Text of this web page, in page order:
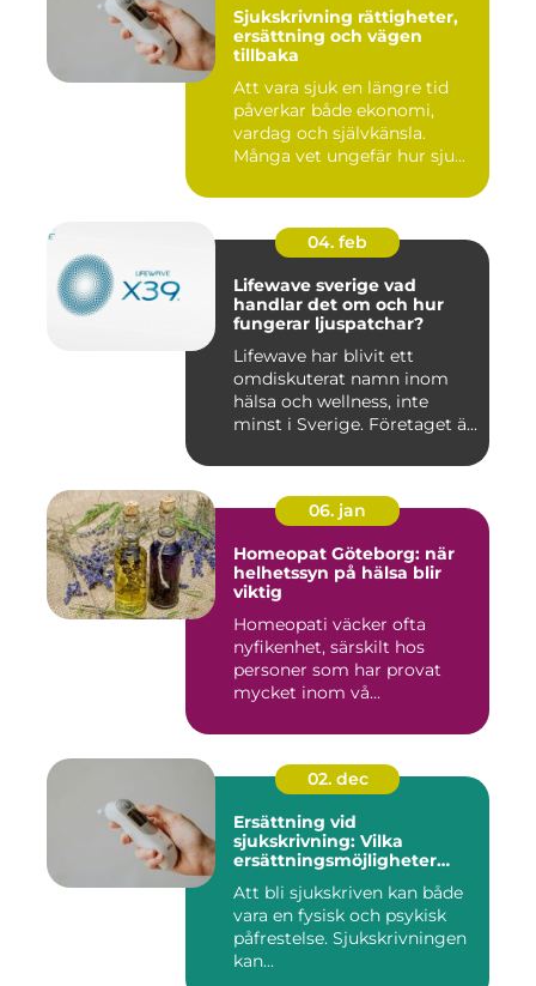
Sjukskrivning rättigheter,
ersättning och vägen
tillbaka
Att vara sjuk en längre tid
påverkar både ekonomi,
vardag och självkänsla.
Många vet ungefär hur sju...
04. feb
Lifewave sverige vad
handlar det om och hur
fungerar ljuspatchar?
Lifewave har blivit ett
omdiskuterat namn inom
hälsa och wellness, inte
minst i Sverige. Företaget ä...
06. jan
Homeopat Göteborg: när
helhetssyn på hälsa blir
viktig
Homeopati väcker ofta
nyfikenhet, särskilt hos
personer som har provat
mycket inom vå...
02. dec
Ersättning vid
sjukskrivning: Vilka
ersättningsmöjligheter
Att bli sjukskriven kan både
vara en fysisk och psykisk
påfrestelse. Sjukskrivningen
kan...